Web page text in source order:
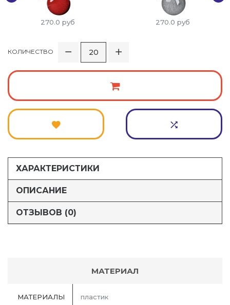
270.0 руб 270.0 руб
КОЛИЧЕСТВО
ХАРАКТЕРИСТИКИ
ОПИСАНИЕ
ОТЗЫВОВ (0)
МАТЕРИАЛ
МАТЕРИАЛЫ пластик